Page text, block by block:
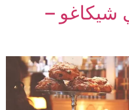
شيكاغو –